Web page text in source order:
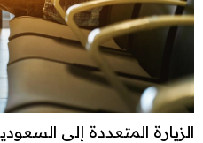
الزيارة المتعددة إلى